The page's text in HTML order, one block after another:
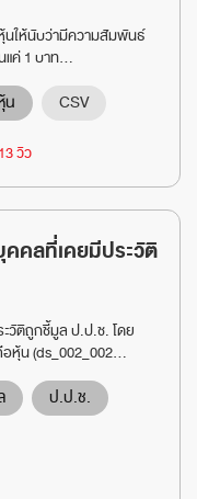
นให้นับว่ามีความสัมพันธ์
แค่ 1 บาท...
น CSV
13 วิว
คลที่เคยมีประวัติ
วัติถูกชี้มูล ป.ป.ช. โดย
หุ้น (ds_002_002...
ป.ป.ช.